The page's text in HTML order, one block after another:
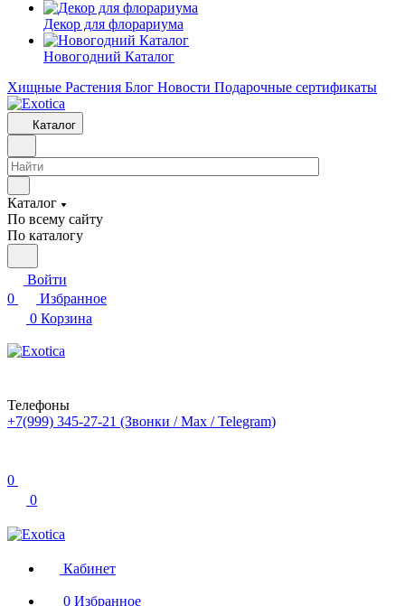
Декор для флорариума
Новогодний Каталог
Хищные Растения Блог Новости Подарочные сертификаты
Каталог
Каталог
По всему сайту
По каталогу
Войти
0
Избранное
0 Корзина
Телефоны
+7(999) 345-27-21 (Звонки / Max / Telegram)
0
0
Кабинет
0 Избранное